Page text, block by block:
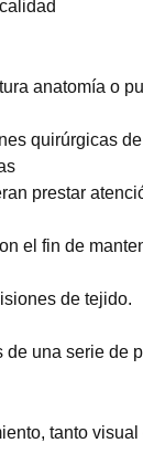
anatomía o
quirúrgicas
prestar
el fin de
de tejido.
una serie de
tanto